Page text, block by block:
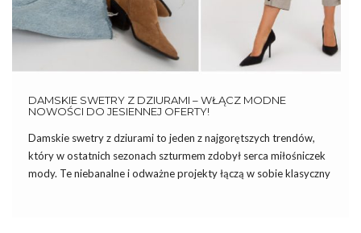
DAMSKIE SWETRY Z DZIURAMI – WŁĄCZ MODNE
NOWOŚCI DO JESIENNEJ OFERTY!
Damskie swetry z dziurami to jeden z najgorętszych trendów,
który w ostatnich sezonach szturmem zdobył serca miłośniczek
mody. Te niebanalne i odważne projekty łączą w sobie klasyczny